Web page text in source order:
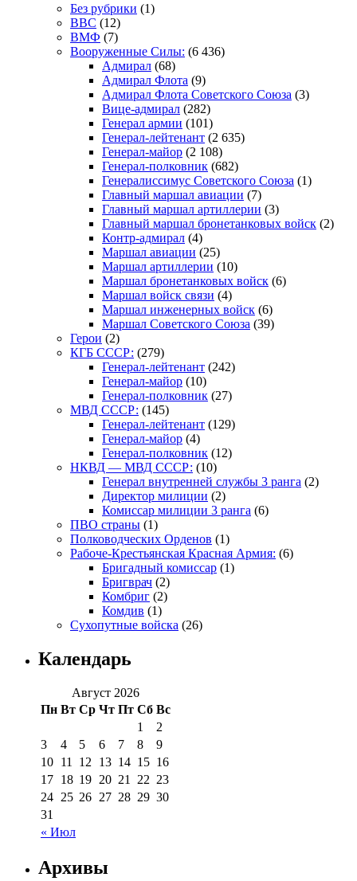
Без рубрики (1)
ВВС (12)
ВМФ (7)
Вооруженные Силы: (6 436)
Адмирал (68)
Адмирал Флота (9)
Адмирал Флота Советского Союза (3)
Вице-адмирал (282)
Генерал армии (101)
Генерал-лейтенант (2 635)
Генерал-майор (2 108)
Генерал-полковник (682)
Генералиссимус Советского Союза (1)
Главный маршал авиации (7)
Главный маршал артиллерии (3)
Главный маршал бронетанковых войск (2)
Контр-адмирал (4)
Маршал авиации (25)
Маршал артиллерии (10)
Маршал бронетанковых войск (6)
Маршал войск связи (4)
Маршал инженерных войск (6)
Маршал Советского Союза (39)
Герои (2)
КГБ СССР: (279)
Генерал-лейтенант (242)
Генерал-майор (10)
Генерал-полковник (27)
МВД СССР: (145)
Генерал-лейтенант (129)
Генерал-майор (4)
Генерал-полковник (12)
НКВД — МВД СССР: (10)
Генерал внутренней службы 3 ранга (2)
Директор милиции (2)
Комиссар милиции 3 ранга (6)
ПВО страны (1)
Полководческих Орденов (1)
Рабоче-Крестьянская Красная Армия: (6)
Бригадный комиссар (1)
Бригврач (2)
Комбриг (2)
Комдив (1)
Сухопутные войска (26)
Календарь
Август 2026
Пн Вт Ср Чт Пт Сб Вс
« Июл
1
2
3
4 5 6 7 8
9
10 11 12 13 14 15 16
17 18 19 20 21 22 23
24 25 26 27 28 29 30
31
Архивы